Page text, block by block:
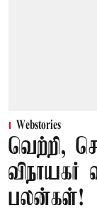
Webstories
வெற்றி,
விநாயகர்
பலன்கள்!